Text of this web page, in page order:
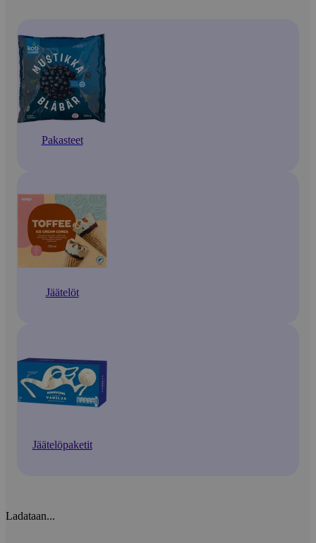
Pakasteet
Jäätelöt
Jäätelöpaketit
Ladataan...